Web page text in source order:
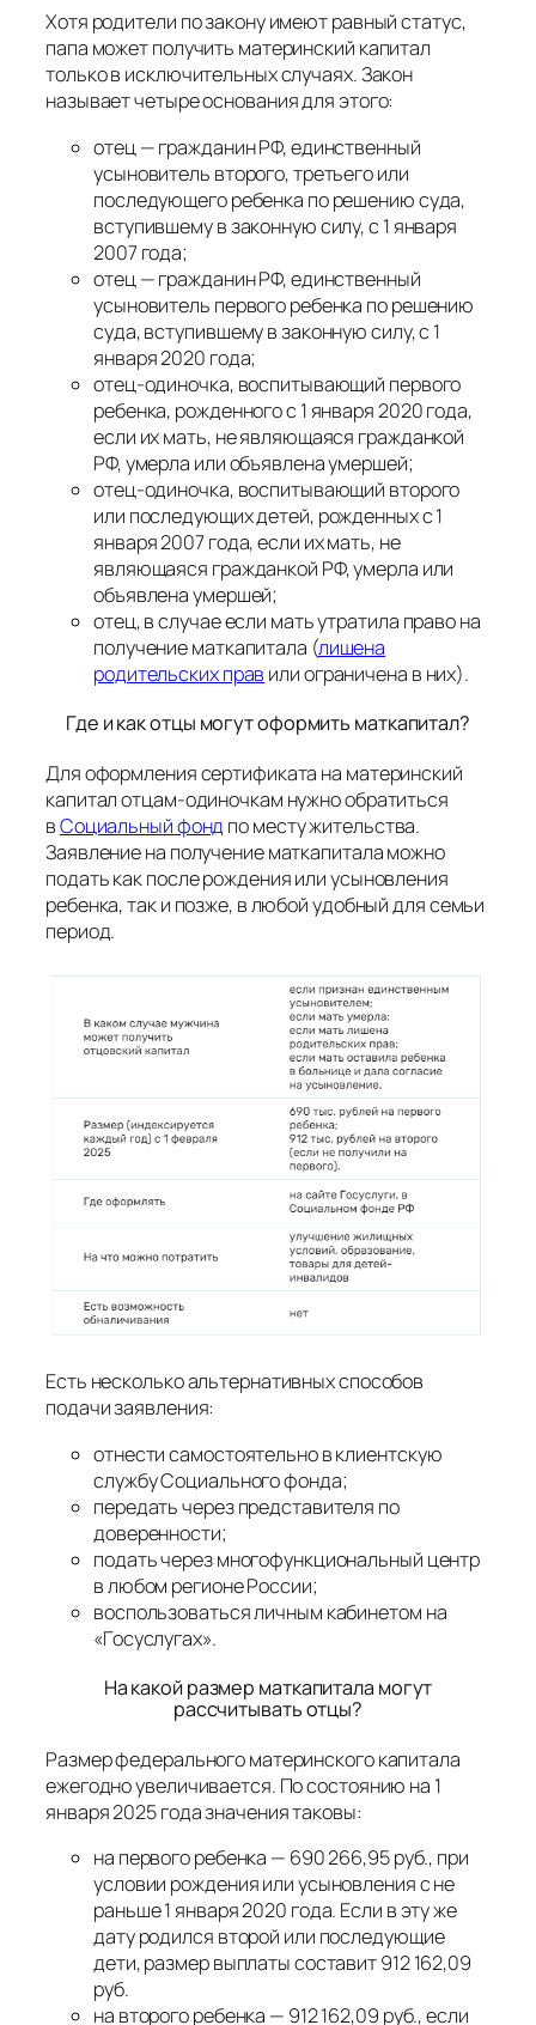
Хотя родители по закону имеют равный статус,
папа может получить материнский капитал
только в исключительных случаях. Закон
называет четыре основания для этого:
отец — гражданин РФ, единственный
усыновитель второго, третьего или
последующего ребенка по решению суда,
вступившему в законную силу, с 1 января
2007 года;
отец — гражданин РФ, единственный
усыновитель первого ребенка по решению
суда, вступившему в законную силу, с 1
января 2020 года;
отец-одиночка, воспитывающий первого
ребенка, рожденного с 1 января 2020 года,
если их мать, не являющаяся гражданкой
РФ, умерла или объявлена умершей;
отец-одиночка, воспитывающий второго
или последующих детей, рожденных с 1
января 2007 года, если их мать, не
являющаяся гражданкой РФ, умерла или
объявлена умершей;
отец, в случае если мать утратила право на
получение маткапитала (лишена
родительских прав или ограничена в них).
Где и как отцы могут оформить маткапитал?
Для оформления сертификата на материнский
капитал отцам-одиночкам нужно обратиться
вСоциальный фонд по месту жительства.
Заявление на получение маткапитала можно
подать как после рождения или усыновления
ребенка, так и позже, в любой удобный для семьи
период.
Есть несколько альтернативных способов
подачи заявления:
отнести самостоятельно в клиентскую
службу Социального фонда;
передать через представителя по
доверенности;
подать через многофункциональный центр
в любом регионе России;
воспользоваться личным кабинетом на
«Госуслугах».
На какой размер маткапитала могут
рассчитывать отцы?
Размер федерального материнского капитала
ежегодно увеличивается. По состоянию на 1
января 2025 года значения таковы:
на первого ребенка — 690 266,95 руб., при
условии рождения или усыновления с не
раньше 1 января 2020 года. Если в эту же
дату родился второй или последующие
дети, размер выплаты составит 912 162,09
руб.
на второго ребенка — 912 162,09 руб., если